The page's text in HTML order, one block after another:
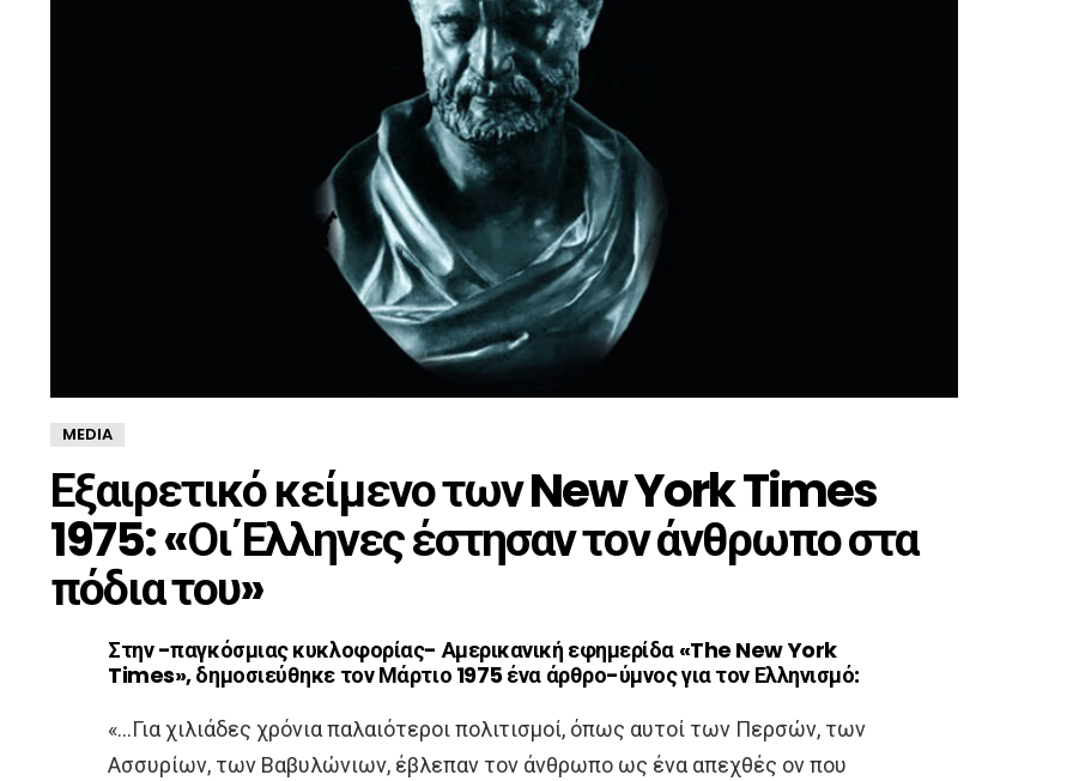
MEDIA
Εξαιρετικό κείμενο των New York Times
1975: «Οι Έλληνες έστησαν τον άνθρωπο στα
πόδια του»
Στην -παγκόσμιας κυκλοφορίας- Αμερικανική εφημερίδα «The New York
Times», δημοσιεύθηκε τον Μάρτιο 1975 ένα άρθρο-ύμνος για τον Ελληνισμό:
«…Για χιλιάδες χρόνια παλαιότεροι πολιτισμοί, όπως αυτοί των Περσών, των
Ασσυρίων, των Βαβυλώνιων, έβλεπαν τον άνθρωπο ως ένα απεχθές ον που